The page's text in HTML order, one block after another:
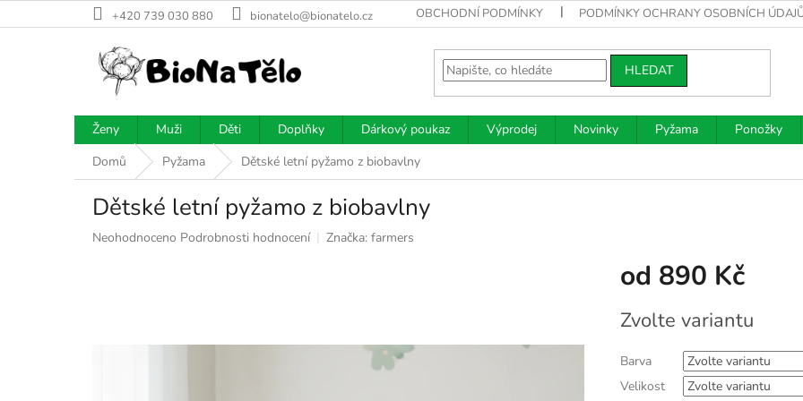
na
+420 739 030 880 bionatelo@bionatelo.cz OBCHODNÍ PODMÍNKY PODMÍNKY OCHRANY OSOBNÍCH
HLEDAT
Ženy Muži Děti Doplňky Dárkový poukaz Výprodej Novinky Pyžama Ponožky
Domů
Pyžama Dětské letní pyžamo z biobavlny
Dětské letní pyžamo z biobavlny
Průměrné
Neohodnoceno Podrobnosti hodnocení Značka: farmers
od 890 Kč
cena:
Zvolte variantu
Barva
Velikost